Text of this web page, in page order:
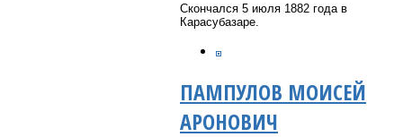
Скончался 5 июля 1882 года в
Карасубазаре.
ПАМПУЛОВ МОИСЕЙ
АРОНОВИЧ